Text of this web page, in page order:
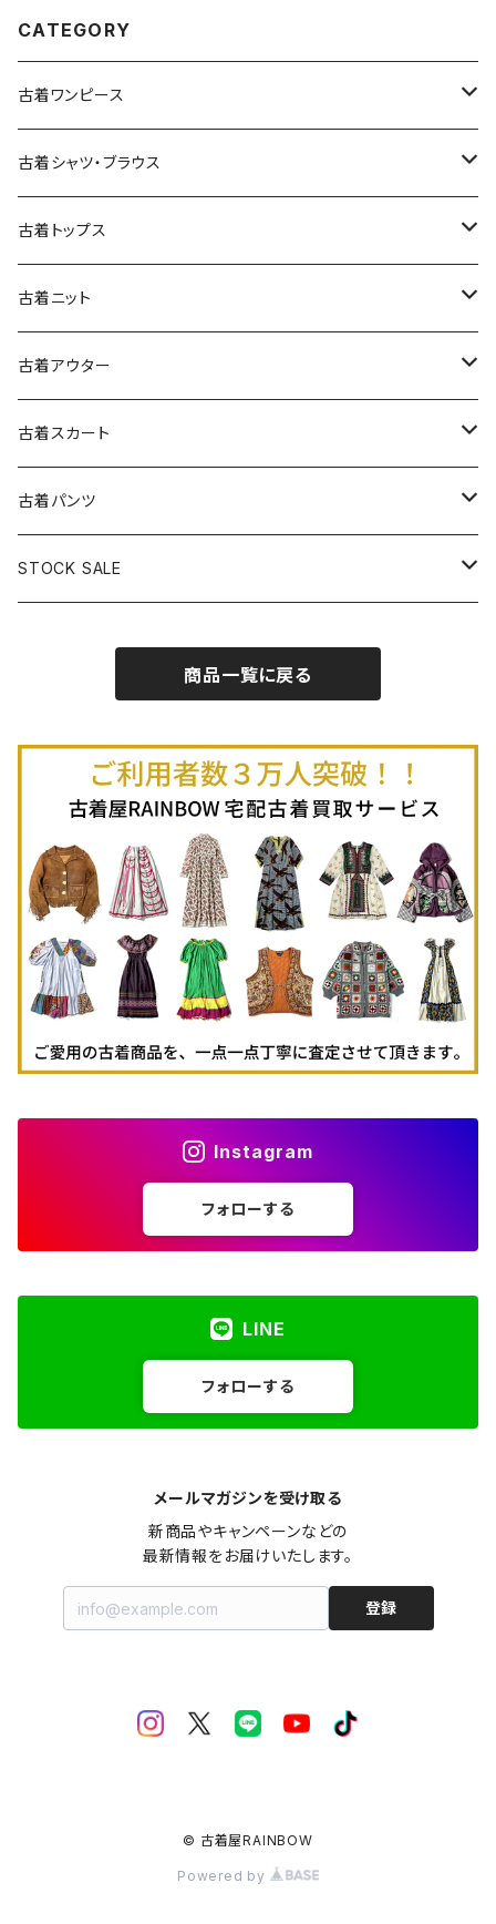
CATEGORY
古着ワンピース
古着長袖ワンピース
古着半袖ワンピース
古着ノースリーブワンピース
古着キャミソールワンピース
古着ベアトップワンピース
古着オールインワン
古着オーバーオール
古着シャツ・ブラウス
古着長袖シャツ・ブラウス
古着半袖シャツ・ブラウス
古着ノースリーブシャツ・ブラウス
古着トップス
古着スウェット&パーカー
古着スウェット
古着パーカー
古着プルオーバー
古着長袖プルオーバー
古着半袖プルオーバー
古着Ｔシャツ
古着長袖Ｔシャツ
古着半袖Ｔシャツ
古着ベスト
古着キャミソール
古着ポロシャツ
古着長袖ポロシャツ
古着スウェット
古着パーカー
古着タンクトップ
古着ニット
古着セーター
古着カーディガン
古着半袖ニット
古着ニットアウター
古着アウター
古着ライトジャケット
古着ライトコート
古着ヘビージャケット
古着羽織り
古着スカート
古着ロング丈スカート (丈76cm-)
古着膝丈スカート (丈56-75cm)
古着ミニ丈スカート (丈56-75cm)
古着パンツ
古着ロング丈パンツ
STOCK SALE
Autumn / Winter
商品一覧に戻る
Instagram
フォローする
LINE
フォローする
メールマガジンを受け取る
新商品やキャンペーンなどの
最新情報をお届けいたします。
登録
© 古着屋RAINBOW
Powered by